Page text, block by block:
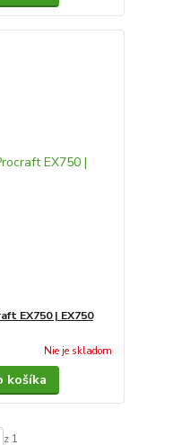
EX750 | EX750
Nie je skladom
košíka
z 1